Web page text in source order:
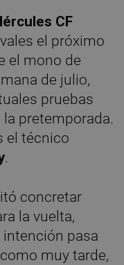
CF
el próximo
el mono de
de julio,
pruebas
pretemporada.
el técnico
.
concretar
la vuelta,
pasa
muy tarde,